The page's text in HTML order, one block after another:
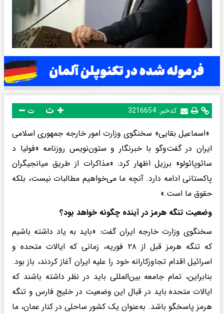
کدخبر: 3216654 ت
«اسماعیل بقایی» سخنگوی وزارت امور خارجه جمهوری اسلامی
ایران در گفت‌وگو با خبرنگار و ستون‌نویس روزنامه «فولیا د
سائوپائولو» برزیل اظهار کرد: «مذاکرات از طریق میانجیگران
پاکستانی ادامه دارد. آنچه ما می‌خواهیم مطالبات نیست، بلکه
حقوق ما است.»
وضعیت تنگه هرمز در آینده چگونه خواهد بود؟
سخنگوی وزارت خارجه ایران گفت: «باید به یاد داشته باشیم
که تنگه هرمز قبل از ۲۸ فوریه، زمانی که ایالات متحده و
اسرائیل اقدام تجاوزکارانه خود را علیه ایران آغاز کردند، باز بود.
بنابراین، تمام جامعه بین‌المللی باید در نظر داشته باشند که
ایالات متحده باید در قبال این وضعیت در خلیج فارس و تنگه
هرمز پاسخگو باشد. به‌عنوان یک کشور ساحلی در کنار عمان، ما